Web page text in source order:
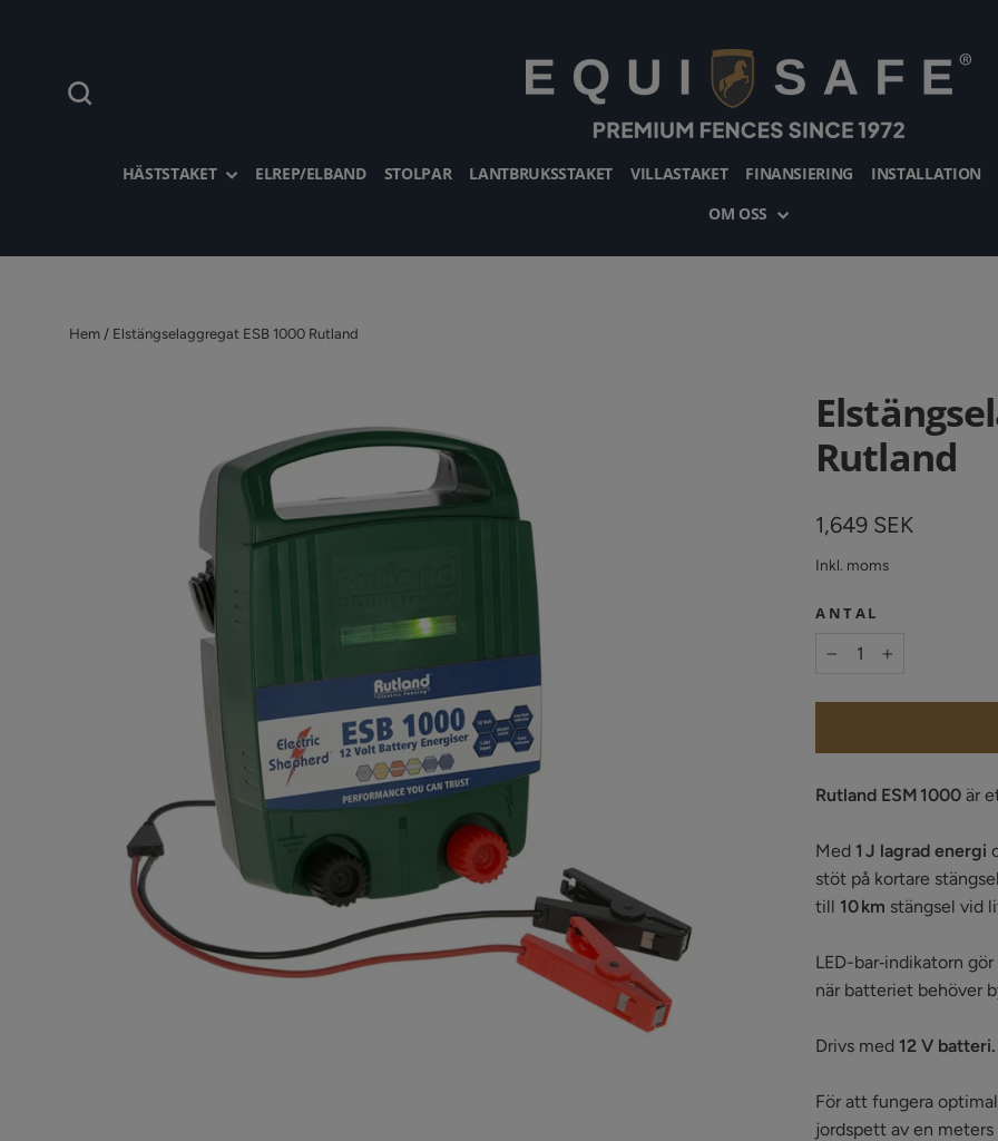
HÄSTSTAKET ELREP/ELBAND STOLPAR LANTBRUKSSTAKET VILLASTAKET FINANSIERING
INSTALLATION
OM OSS
Hem / Elstängselaggregat ESB 1000 Rutland
Rutland
Vanligt
1,649 SEK
Inkl. moms
ANTAL
Rutland ESM 1000 är
Med 1 J lagrad energi
stöt på kortare
till 10 km stängsel vid
LED-bar‑indikatorn
när batteriet behöver
Drivs med 12 V batteri.
För att fungera
jordspett av en